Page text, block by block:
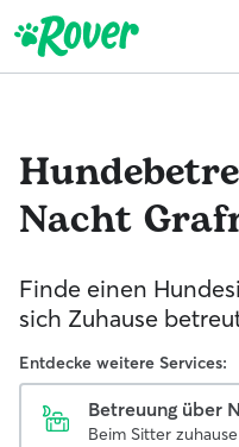
Nacht
Finde einen
sich Zuhause
Entdecke weitere Services:
Betreuung über
Beim Sitter zuhause